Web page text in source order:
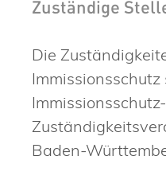
Zuständige
Die
Immissionsschutz-
Baden-